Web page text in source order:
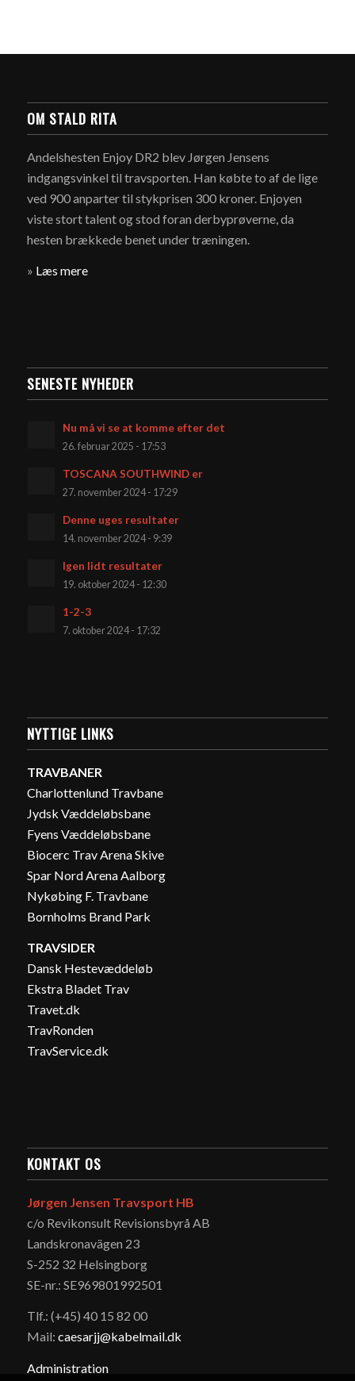
OM STALD RITA
Andelshesten Enjoy DR2 blev Jørgen Jensens
indgangsvinkel til travsporten. Han købte to af de lige
ved 900 anparter til stykprisen 300 kroner. Enjoyen
viste stort talent og stod foran derbyprøverne, da
hesten brækkede benet under træningen.
» Læs mere
SENESTE NYHEDER
Nu må vi se at komme efter det
26. februar 2025 - 17:53
TOSCANA SOUTHWIND er
27. november 2024 - 17:29
Denne uges resultater
14. november 2024 - 9:39
Igen lidt resultater
19. oktober 2024 - 12:30
1-2-3
7. oktober 2024 - 17:32
NYTTIGE LINKS
TRAVBANER
Charlottenlund Travbane
Jydsk Væddeløbsbane
Fyens Væddeløbsbane
Biocerc Trav Arena Skive
Spar Nord Arena Aalborg
Nykøbing F. Travbane
Bornholms Brand Park
TRAVSIDER
Dansk Hestevæddeløb
Ekstra Bladet Trav
Travet.dk
TravRonden
TravService.dk
KONTAKT OS
Jørgen Jensen Travsport HB
c/o Revikonsult Revisionsbyrå AB
Landskronavägen 23
S-252 32 Helsingborg
SE-nr.: SE969801992501
Tlf.: (+45) 40 15 82 00
Mail: caesarjj@kabelmail.dk
Administration